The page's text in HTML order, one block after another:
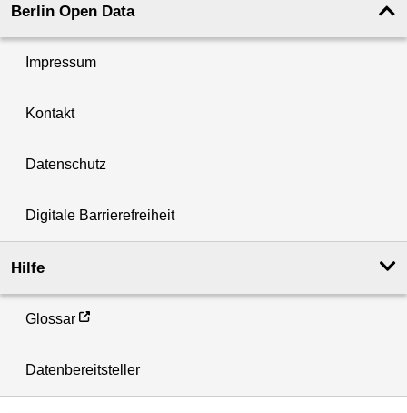
Berlin Open Data
Impressum
Kontakt
Datenschutz
Digitale Barrierefreiheit
Hilfe
Glossar
Datenbereitsteller